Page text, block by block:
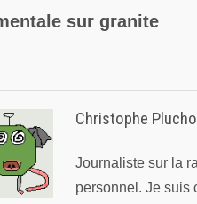
sur granite
Christophe
Journaliste sur la
personnel. Je suis